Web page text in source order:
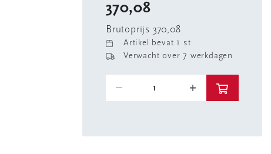
370,08
Brutoprijs 370,08
Artikel bevat 1 st
Verwacht over 7 werkdagen